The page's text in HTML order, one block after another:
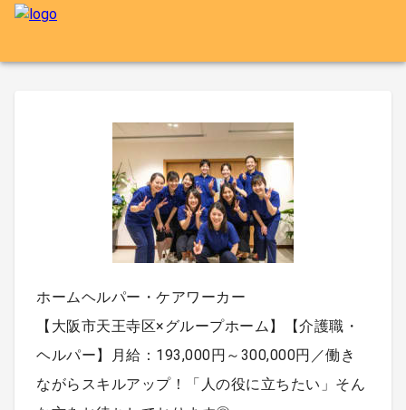
ホームヘルパー・ケアワーカー
【大阪市天王寺区×グループホーム】【介護職・
ヘルパー】月給：193,000円～300,000円／働き
ながらスキルアップ！「人の役に立ちたい」そん